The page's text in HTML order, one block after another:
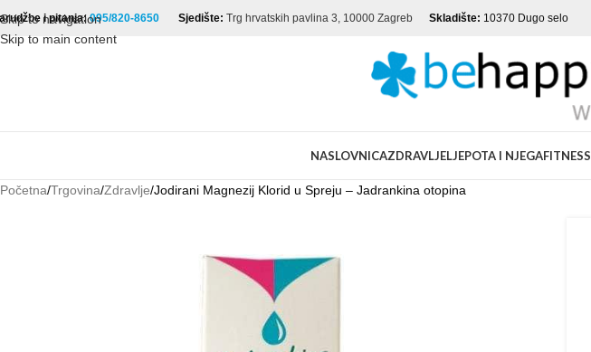
Skip to navigation
Skip to main content
i pitanja:095/820-8650 Sjedište: Trg hrvatskih pavlina 3, 10000 Zagreb Skladište: 10370 Dugo selo
NASLOVNICAZDRAVLJELJEPOTA I NJEGAFITNESS
Početna Trgovina Zdravlje Jodirani Magnezij Klorid u Spreju – Jadrankina otopina